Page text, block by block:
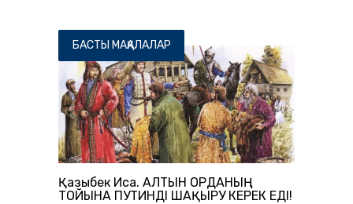
БАСТЫ МАҚАЛАЛАР
Қазыбек Иса. АЛТЫН ОРДАНЫҢ
ТОЙЫНА ПУТИНДІ ШАҚЫРУ КЕРЕК ЕДІ!